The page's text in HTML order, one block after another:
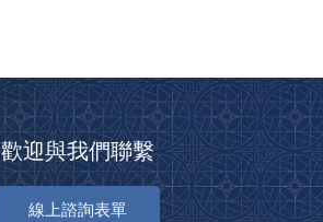
歡迎與我們聯繫
線上諮詢表單